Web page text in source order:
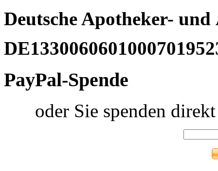
Deutsche Apotheker-
PayPal-Spende
oder Sie spenden